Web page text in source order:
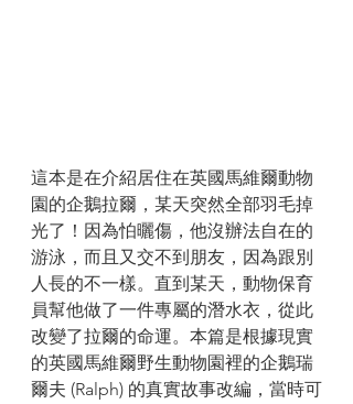
這本是在介紹居住在英國馬維爾動物
園的企鵝拉爾，某天突然全部羽毛掉
光了！因為怕曬傷，他沒辦法自在的
游泳，而且又交不到朋友，因為跟別
人長的不一樣。直到某天，動物保育
員幫他做了一件專屬的潛水衣，從此
改變了拉爾的命運。本篇是根據現實
的英國馬維爾野生動物園裡的企鵝瑞
爾夫 (Ralph) 的真實故事改編，當時可